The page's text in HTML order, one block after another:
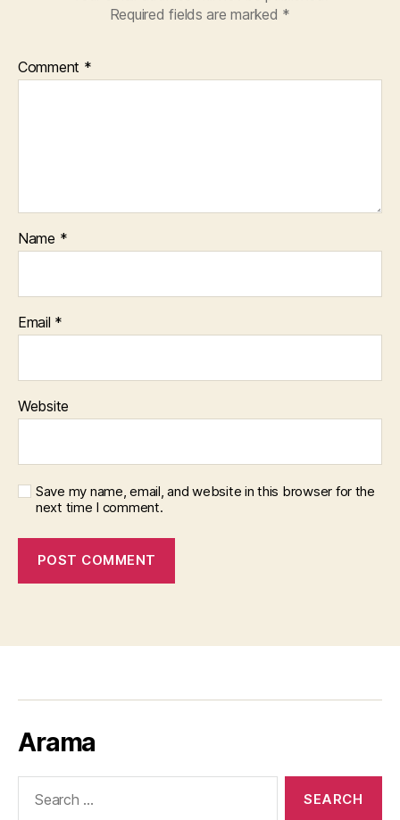
Required fields are marked *
Comment *
Name *
Email *
Website
Save my name, email, and website in this browser for the
next time I comment.
Arama